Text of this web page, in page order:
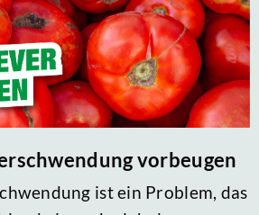
vorbeugen
ist ein Problem, das